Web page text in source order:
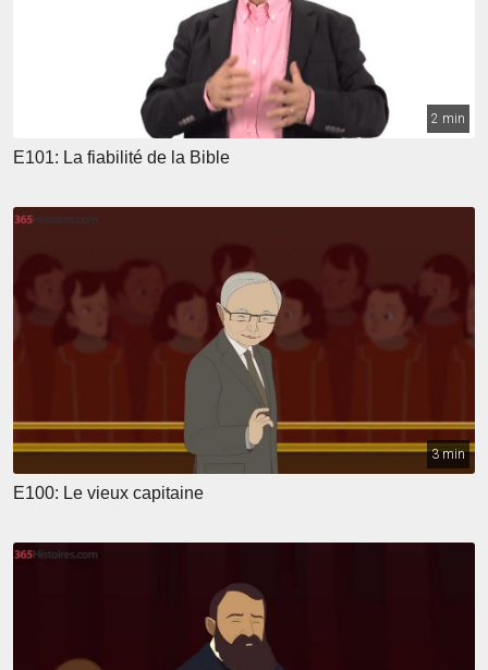
2 min
E101: La fiabilité de la Bible
3 min
E100: Le vieux capitaine